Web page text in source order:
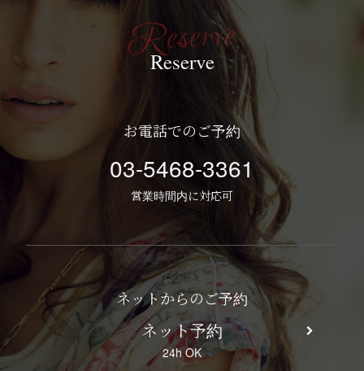
Reserve
お電話でのご予約
03-5468-3361
営業時間内に対応可
ネットからのご予約
ネット予約
24h OK